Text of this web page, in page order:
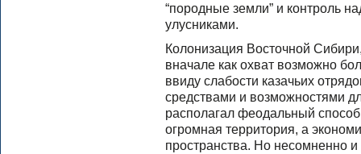
“породные земли” и контроль
улусниками.
Колонизация Восточной
вначале как охват возможно
ввиду слабости казачьих
средствами и возможностями
располагал феодальный
огромная территория, а
пространства. Но несомненно